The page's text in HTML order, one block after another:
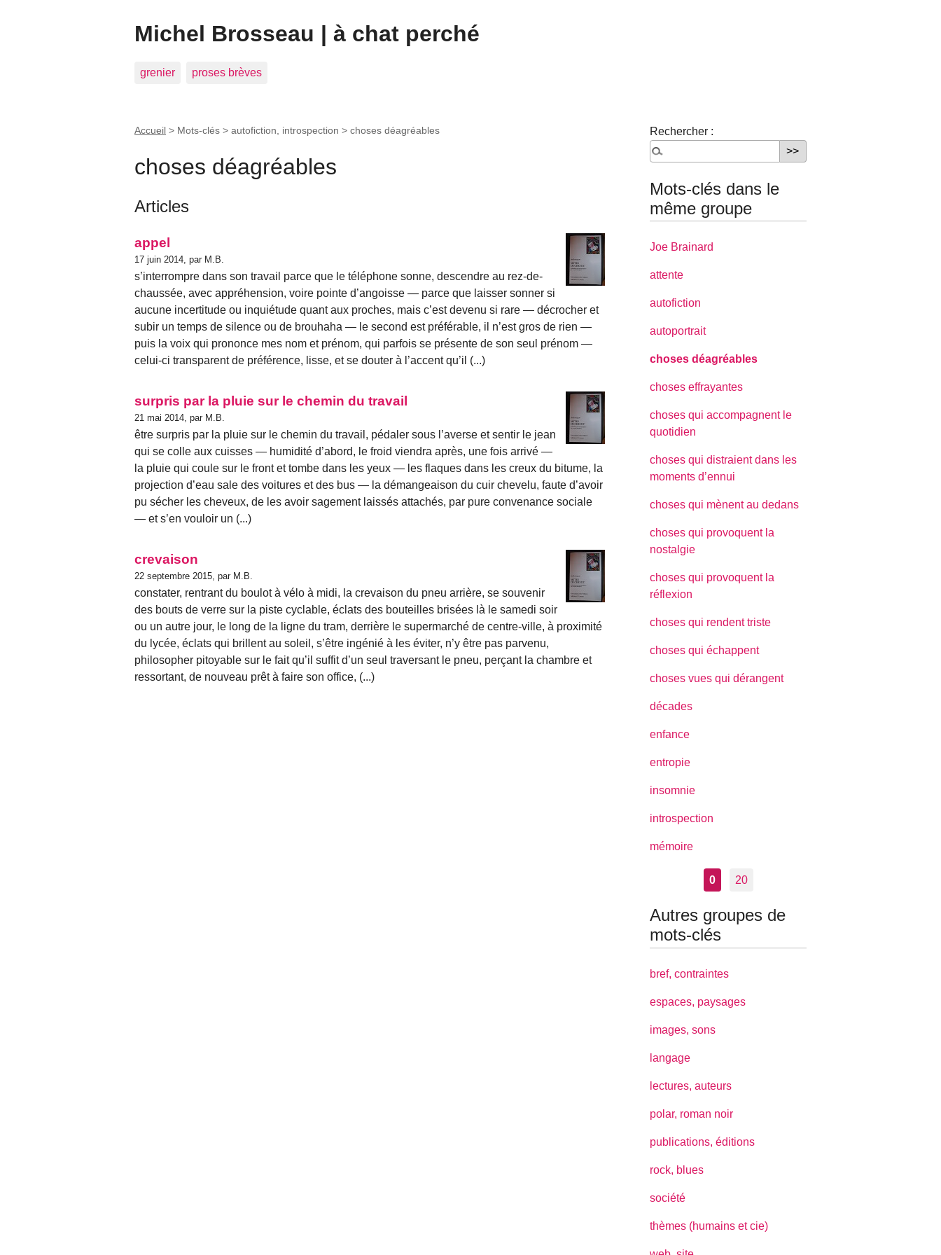
Michel Brosseau | à chat perché
grenier proses brèves
Accueil > Mots-clés > autofiction, introspection > choses déagréables
choses déagréables
Articles
appel
17 juin 2014, par M.B.
s’interrompre dans son travail parce que le téléphone sonne, descendre au rez-de-
chaussée, avec appréhension, voire pointe d’angoisse — parce que laisser sonner si
aucune incertitude ou inquiétude quant aux proches, mais c’est devenu si rare — décrocher et
subir un temps de silence ou de brouhaha — le second est préférable, il n’est gros de rien —
puis la voix qui prononce mes nom et prénom, qui parfois se présente de son seul prénom —
celui-ci transparent de préférence, lisse, et se douter à l’accent qu’il (...)
surpris par la pluie sur le chemin du travail
21 mai 2014, par M.B.
être surpris par la pluie sur le chemin du travail, pédaler sous l’averse et sentir le jean
qui se colle aux cuisses — humidité d’abord, le froid viendra après, une fois arrivé —
la pluie qui coule sur le front et tombe dans les yeux — les flaques dans les creux du bitume, la
projection d’eau sale des voitures et des bus — la démangeaison du cuir chevelu, faute d’avoir
pu sécher les cheveux, de les avoir sagement laissés attachés, par pure convenance sociale
— et s’en vouloir un (...)
crevaison
22 septembre 2015, par M.B.
constater, rentrant du boulot à vélo à midi, la crevaison du pneu arrière, se souvenir
des bouts de verre sur la piste cyclable, éclats des bouteilles brisées là le samedi soir
ou un autre jour, le long de la ligne du tram, derrière le supermarché de centre-ville, à proximité
du lycée, éclats qui brillent au soleil, s’être ingénié à les éviter, n’y être pas parvenu,
philosopher pitoyable sur le fait qu’il suffit d’un seul traversant le pneu, perçant la chambre et
ressortant, de nouveau prêt à faire son office, (...)
Rechercher :
Mots-clés dans le
même groupe
Joe Brainard
attente
autofiction
autoportrait
choses déagréables
choses effrayantes
choses qui accompagnent le
quotidien
choses qui distraient dans les
moments d’ennui
choses qui mènent au dedans
choses qui provoquent la
nostalgie
choses qui provoquent la
réflexion
choses qui rendent triste
choses qui échappent
choses vues qui dérangent
décades
enfance
entropie
insomnie
introspection
mémoire
0 20
Autres groupes de
mots-clés
bref, contraintes
espaces, paysages
images, sons
langage
lectures, auteurs
polar, roman noir
publications, éditions
rock, blues
société
thèmes (humains et cie)